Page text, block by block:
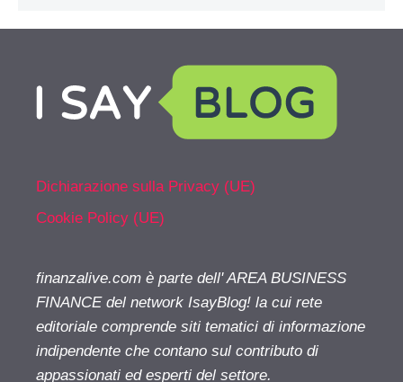
Dichiarazione sulla Privacy (UE)
Cookie Policy (UE)
finanzalive.com è parte dell' AREA BUSINESS
FINANCE del network IsayBlog! la cui rete
editoriale comprende siti tematici di informazione
indipendente che contano sul contributo di
appassionati ed esperti del settore.